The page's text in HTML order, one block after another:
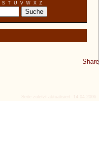
S T U V W X Z
Share